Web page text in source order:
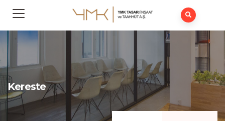
Kereste